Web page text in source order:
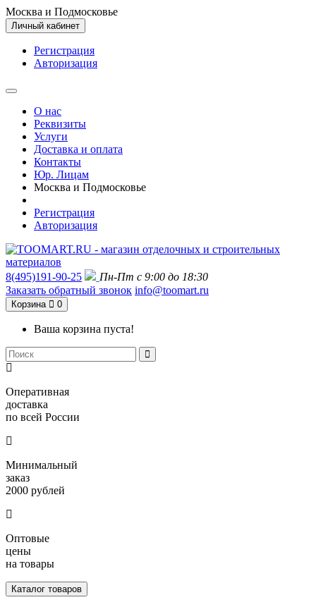
Москва и Подмосковье
Личный кабинет
Регистрация
Авторизация
О нас
Реквизиты
Услуги
Доставка и оплата
Контакты
Юр. Лицам
Москва и Подмосковье
Регистрация
Авторизация
8(495)191-90-25
Пн-Пт с 9:00 до 18:30
Заказать обратный звонок info@toomart.ru
Корзина 0
Ваша корзина пуста!
Оперативная
доставка
по всей России
Минимальный
заказ
2000 рублей
Оптовые
цены
на товары
Каталог товаров